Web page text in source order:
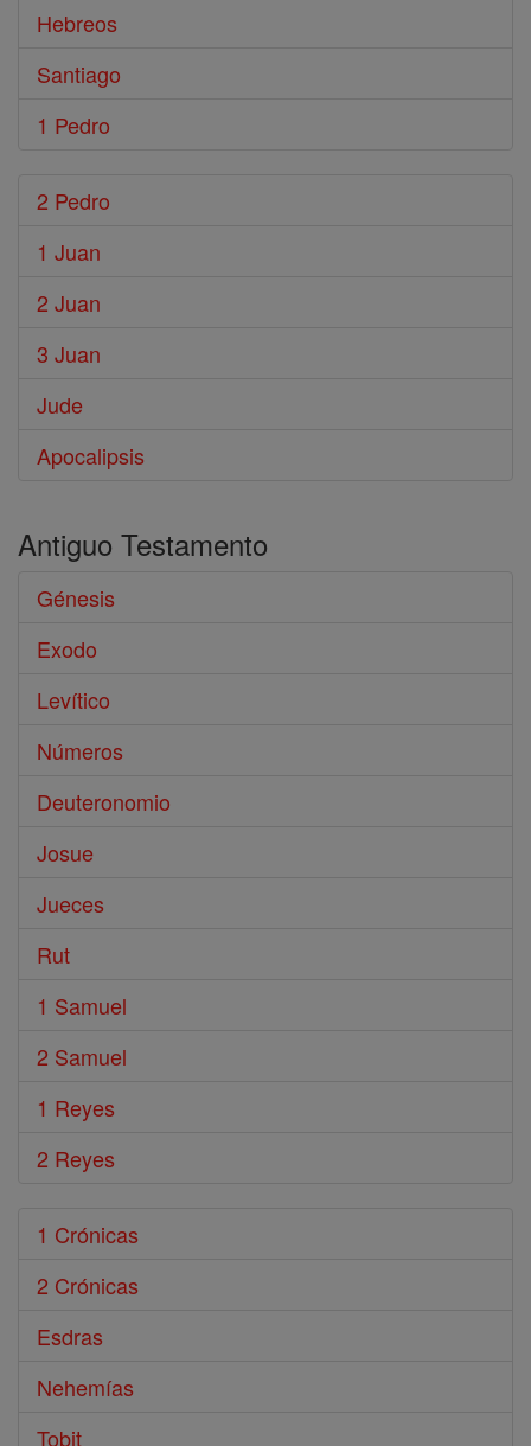
Hebreos
Santiago
1 Pedro
2 Pedro
1 Juan
2 Juan
3 Juan
Jude
Apocalipsis
Antiguo Testamento
Génesis
Exodo
Levítico
Números
Deuteronomio
Josue
Jueces
Rut
1 Samuel
2 Samuel
1 Reyes
2 Reyes
1 Crónicas
2 Crónicas
Esdras
Nehemías
Tobit